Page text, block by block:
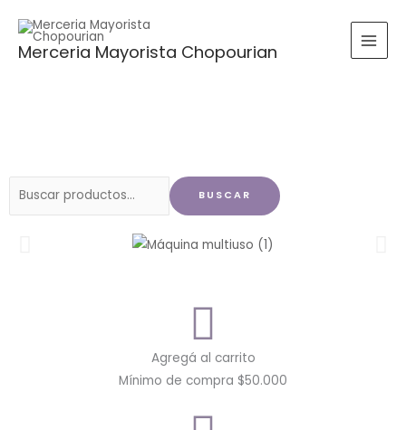
contenido
Merceria Mayorista Chopourian
Buscar
BUSCAR
Agregá al carrito
Mínimo de compra $50.000